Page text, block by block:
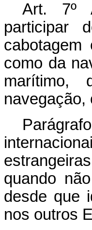
Art. 7º
participar
como da
marítimo,
navegação,
quando
desde que
nos outros